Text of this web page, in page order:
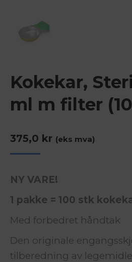
Kokekar,
ml m filter
375,0 kr (eks mva)
NY VARE!
1 pakke = 100 stk
Med forbedret håndtak
Den originale
tilberedning av